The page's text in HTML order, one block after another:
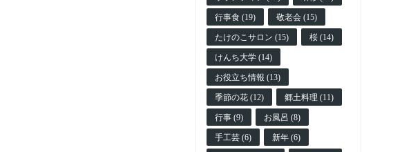
行事食 (19) 敬老会 (15)
たけのこサロン (15) 桜 (14)
けんち大学 (14)
お役立ち情報 (13)
季節の花 (12) 郷土料理 (11)
行事 (9) お風呂 (8)
手工芸 (6) 新年 (6)